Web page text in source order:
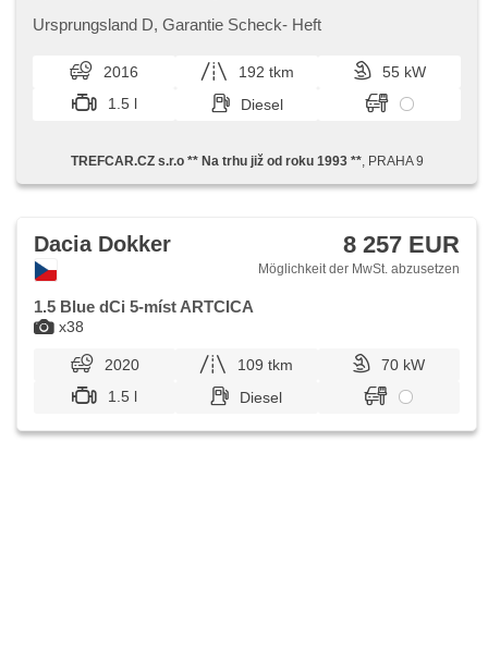
Ursprungsland D,​ Garantie Scheck​- Heft
2016 192 tkm
55 kW
1.5 l
Diesel
TREFCAR.CZ s.r.o ** Na trhu již od roku 1993 **, PRAHA 9
x38
Dacia Dokker 8 257 EUR
Möglichkeit der MwSt. abzusetzen
1.5 Blue dCi 5-míst ARTCICA
2020 109 tkm
70 kW
1.5 l
Diesel